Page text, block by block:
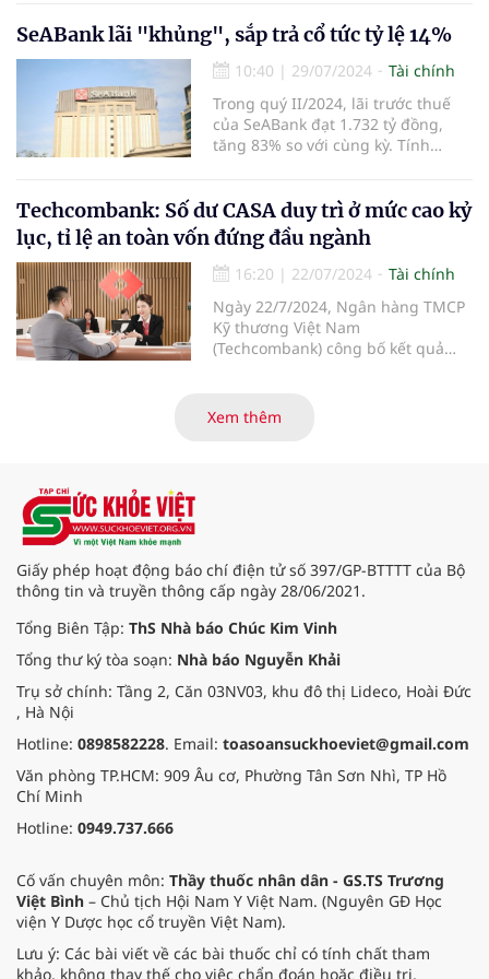
tăng 48,9% so với cùng kỳ. Các chỉ
tiêu hiệu quả và an toàn hoạt động
tiếp tục được nâng cao, khẳng
định hướng đi đúng của chiến
lược phát triển bền vững.
SeABank lãi "khủng", sắp trả cổ tức tỷ lệ 14%
10:40 | 29/07/2024
Tài chính
Trong quý II/2024, lãi trước thuế
của SeABank đạt 1.732 tỷ đồng,
tăng 83% so với cùng kỳ. Tính
61%. Ngoài ra, ngân hàng này
cũng chuẩn bị trả cổ tức cho cổ
đông tỷ lệ gần 14%.
Techcombank: Số dư CASA duy trì ở mức cao kỷ
lục, tỉ lệ an toàn vốn đứng đầu ngành
16:20 | 22/07/2024
Tài chính
Ngày 22/7/2024, Ngân hàng TMCP
Kỹ thương Việt Nam
(Techcombank) công bố kết quả
hạng mục kinh doanh cốt lõi, với
tổng thu nhập hoạt động và lợi
hàng tốt nhất Việt Nam” từ 3 tổ
chức uy tín hàng đầu thế giới là
Euromoney, FinanceAsia và Global
Finance.
Xem thêm
Giấy phép hoạt động báo chí điện tử số 397/GP-BTTTT của Bộ
thông tin và truyền thông cấp ngày 28/06/2021.
Tổng Biên Tập: ThS Nhà báo Chúc Kim Vinh
Tổng thư ký tòa soạn: Nhà báo Nguyễn Khải
Trụ sở chính: Tầng 2, Căn 03NV03, khu đô thị Lideco, Hoài Đức
, Hà Nội
Hotline: 0898582228. Email: toasoansuckhoeviet@gmail.com
Văn phòng TP.HCM: 909 Âu cơ, Phường Tân Sơn Nhì, TP Hồ
Chí Minh
Hotline: 0949.737.666
Cố vấn chuyên môn: Thầy thuốc nhân dân - GS.TS Trương
Việt Bình – Chủ tịch Hội Nam Y Việt Nam. (Nguyên GĐ Học
viện Y Dược học cổ truyền Việt Nam).
Lưu ý: Các bài viết về các bài thuốc chỉ có tính chất tham
khảo, không thay thế cho việc chẩn đoán hoặc điều trị.